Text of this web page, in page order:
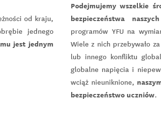
od kraju,
jednego
jest jednym
Podejmujemy wszelkie
bezpieczeństwa
programów YFU na
Wiele z nich przebywało
lub innego konfliktu
globalne napięcia i
wciąż nieuniknione,
bezpieczeństwo uczniów.